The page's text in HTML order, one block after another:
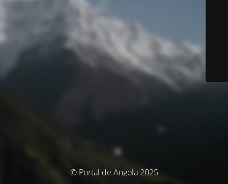
© Portal de Angola 2025